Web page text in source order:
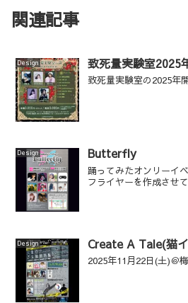
関連記事
Design 致死量実験室2025
致死量実験室の2025年
Design Butterfly
踊ってみたオンリーイ
フライヤーを作成させ
Design Create A Tale(猫
2025年11月22日(土)＠